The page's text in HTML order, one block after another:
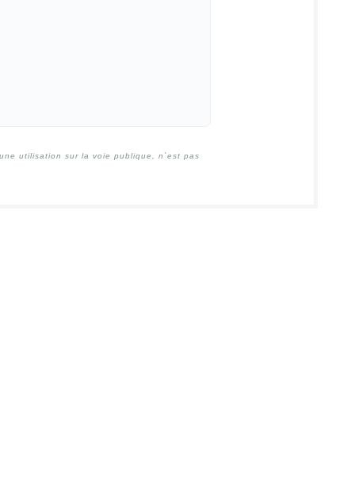
utilisation sur la voie publique, n`est pas